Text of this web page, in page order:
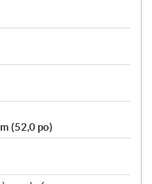
(52,0 po)